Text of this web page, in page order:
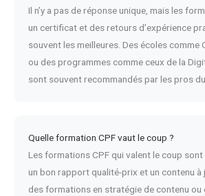
Il n’y a pas de réponse unique, mais les
un certificat et des retours d’expérience
souvent les meilleures. Des écoles comme
ou des programmes comme ceux de la
sont souvent recommandés par les pros
Quelle formation CPF vaut le coup ?
Les formations CPF qui valent le coup
un bon rapport qualité-prix et un contenu à
des formations en stratégie de contenu ou